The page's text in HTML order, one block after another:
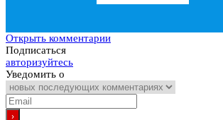
Открыть комментарии
Подписаться
авторизуйтесь
Уведомить о